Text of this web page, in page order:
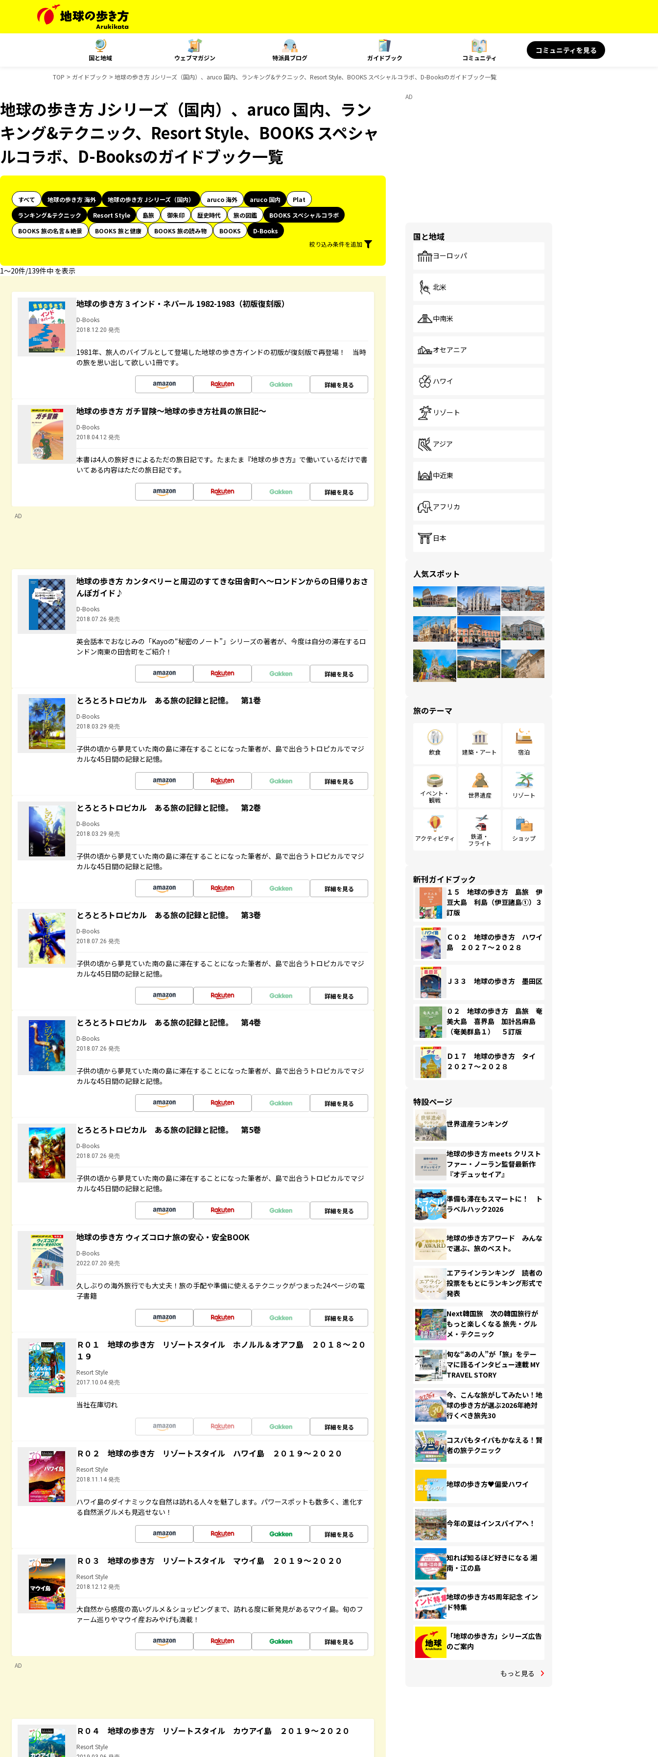
国と地域 ウェブマガジン 特派員ブログ ガイドブック コミュニティ
コミュニティを見る
TOP ガイドブック 地球の歩き方 Jシリーズ（国内）、aruco 国内、ランキング&テクニック、Resort Style、BOOKS スペシャルコラボ、D-Booksのガイドブック一覧
地球の歩き方 Jシリーズ（国内）、aruco 国内、ラン
キング&テクニック、Resort Style、BOOKS スペシャ
ルコラボ、D-Booksのガイドブック一覧
すべて 地球の歩き方 海外 地球の歩き方 Jシリーズ（国内） aruco 海外 aruco 国内
Plat
ランキング&テクニック
Resort Style 島旅 御朱印 歴史時代 旅の図鑑
BOOKS スペシャルコラボ
BOOKS 旅の名言＆絶景
BOOKS 旅と健康 BOOKS 旅の読み物 BOOKS
D-Books
絞り込み条件を追加
1〜20件/139件中 を表示
地球の歩き方 3 インド・ネパール 1982-1983（初版復刻版）
D-Books
2018.12.20 発売
1981年、旅人のバイブルとして登場した地球の歩き方インドの初版が復刻版で再登場！ 当時
の旅を思い出して欲しい1冊です。
詳細を見る
地球の歩き方 ガチ冒険～地球の歩き方社員の旅日記～
D-Books
2018.04.12 発売
本書は4人の旅好きによるただの旅日記です。たまたま『地球の歩き方』で働いているだけで書
いてある内容はただの旅日記です。
詳細を見る
AD
地球の歩き方 カンタベリーと周辺のすてきな田舎町へ～ロンドンからの日帰りおさ
んぽガイド♪
D-Books
2018.07.26 発売
英会話本でおなじみの「Kayoの“秘密のノート”」シリーズの著者が、今度は自分の滞在するロ
ンドン南東の田舎町をご紹介！
詳細を見る
とろとろトロピカル ある旅の記録と記憶。 第1巻
D-Books
2018.03.29 発売
子供の頃から夢見ていた南の島に滞在することになった筆者が、島で出合うトロピカルでマジ
カルな45日間の記録と記憶。
詳細を見る
とろとろトロピカル ある旅の記録と記憶。 第2巻
D-Books
2018.03.29 発売
子供の頃から夢見ていた南の島に滞在することになった筆者が、島で出合うトロピカルでマジ
カルな45日間の記録と記憶。
詳細を見る
とろとろトロピカル ある旅の記録と記憶。 第3巻
D-Books
2018.07.26 発売
子供の頃から夢見ていた南の島に滞在することになった筆者が、島で出合うトロピカルでマジ
カルな45日間の記録と記憶。
詳細を見る
とろとろトロピカル ある旅の記録と記憶。 第4巻
D-Books
2018.07.26 発売
子供の頃から夢見ていた南の島に滞在することになった筆者が、島で出合うトロピカルでマジ
カルな45日間の記録と記憶。
詳細を見る
とろとろトロピカル ある旅の記録と記憶。 第5巻
D-Books
2018.07.26 発売
子供の頃から夢見ていた南の島に滞在することになった筆者が、島で出合うトロピカルでマジ
カルな45日間の記録と記憶。
詳細を見る
地球の歩き方 ウィズコロナ旅の安心・安全BOOK
D-Books
2022.07.20 発売
久しぶりの海外旅行でも大丈夫！旅の手配や準備に使えるテクニックがつまった24ページの電
子書籍
詳細を見る
Ｒ０１ 地球の歩き方 リゾートスタイル ホノルル＆オアフ島 ２０１８～２０
１９
Resort Style
2017.10.04 発売
当社在庫切れ
詳細を見る
Ｒ０２ 地球の歩き方 リゾートスタイル ハワイ島 ２０１９～２０２０
Resort Style
2018.11.14 発売
ハワイ島のダイナミックな自然は訪れる人々を魅了します。パワースポットも数多く、進化す
る自然派グルメも見逃せない！
詳細を見る
Ｒ０３ 地球の歩き方 リゾートスタイル マウイ島 ２０１９～２０２０
Resort Style
2018.12.12 発売
大自然から感度の高いグルメ＆ショッピングまで、訪れる度に新発見があるマウイ島。旬のフ
ァーム巡りやマウイ産おみやげも満載！
詳細を見る
AD
Ｒ０４ 地球の歩き方 リゾートスタイル カウアイ島 ２０１９～２０２０
Resort Style
AD
国と地域
ヨーロッパ
北米
中南米
オセアニア
ハワイ
リゾート
アジア
中近東
アフリカ
日本
人気スポット
旅のテーマ
飲食 建築・アート 宿泊
イベント・
観戦
世界遺産 リゾート
アクティビティ
鉄道・
フライト
ショップ
新刊ガイドブック
１５ 地球の歩き方 島旅 伊
豆大島 利島（伊豆諸島①）３
訂版
Ｃ０２ 地球の歩き方 ハワイ
島 ２０２７～２０２８
Ｊ３３ 地球の歩き方 墨田区
０２ 地球の歩き方 島旅 奄
美大島 喜界島 加計呂麻島
（奄美群島１） ５訂版
Ｄ１７ 地球の歩き方 タイ
２０２７～２０２８
特設ページ
世界遺産ランキング
地球の歩き方 meets クリスト
ファー・ノーラン監督最新作
『オデュッセイア』
準備も滞在もスマートに！ ト
ラベルハック2026
地球の歩き方アワード みんな
で選ぶ、旅のベスト。
エアラインランキング 読者の
投票をもとにランキング形式で
発表
Next韓国旅 次の韓国旅行が
もっと楽しくなる 旅先・グル
メ・テクニック
旬な“あの人”が「旅」をテー
マに語るインタビュー連載 MY
TRAVEL STORY
今、こんな旅がしてみたい！地
球の歩き方が選ぶ2026年絶対
行くべき旅先30
コスパもタイパもかなえる！賢
者の旅テクニック
地球の歩き方♥偏愛ハワイ
今年の夏はインスパイアへ！
知れば知るほど好きになる 湘
南・江の島
地球の歩き方45周年記念 イン
ド特集
「地球の歩き方」シリーズ広告
のご案内
もっと見る